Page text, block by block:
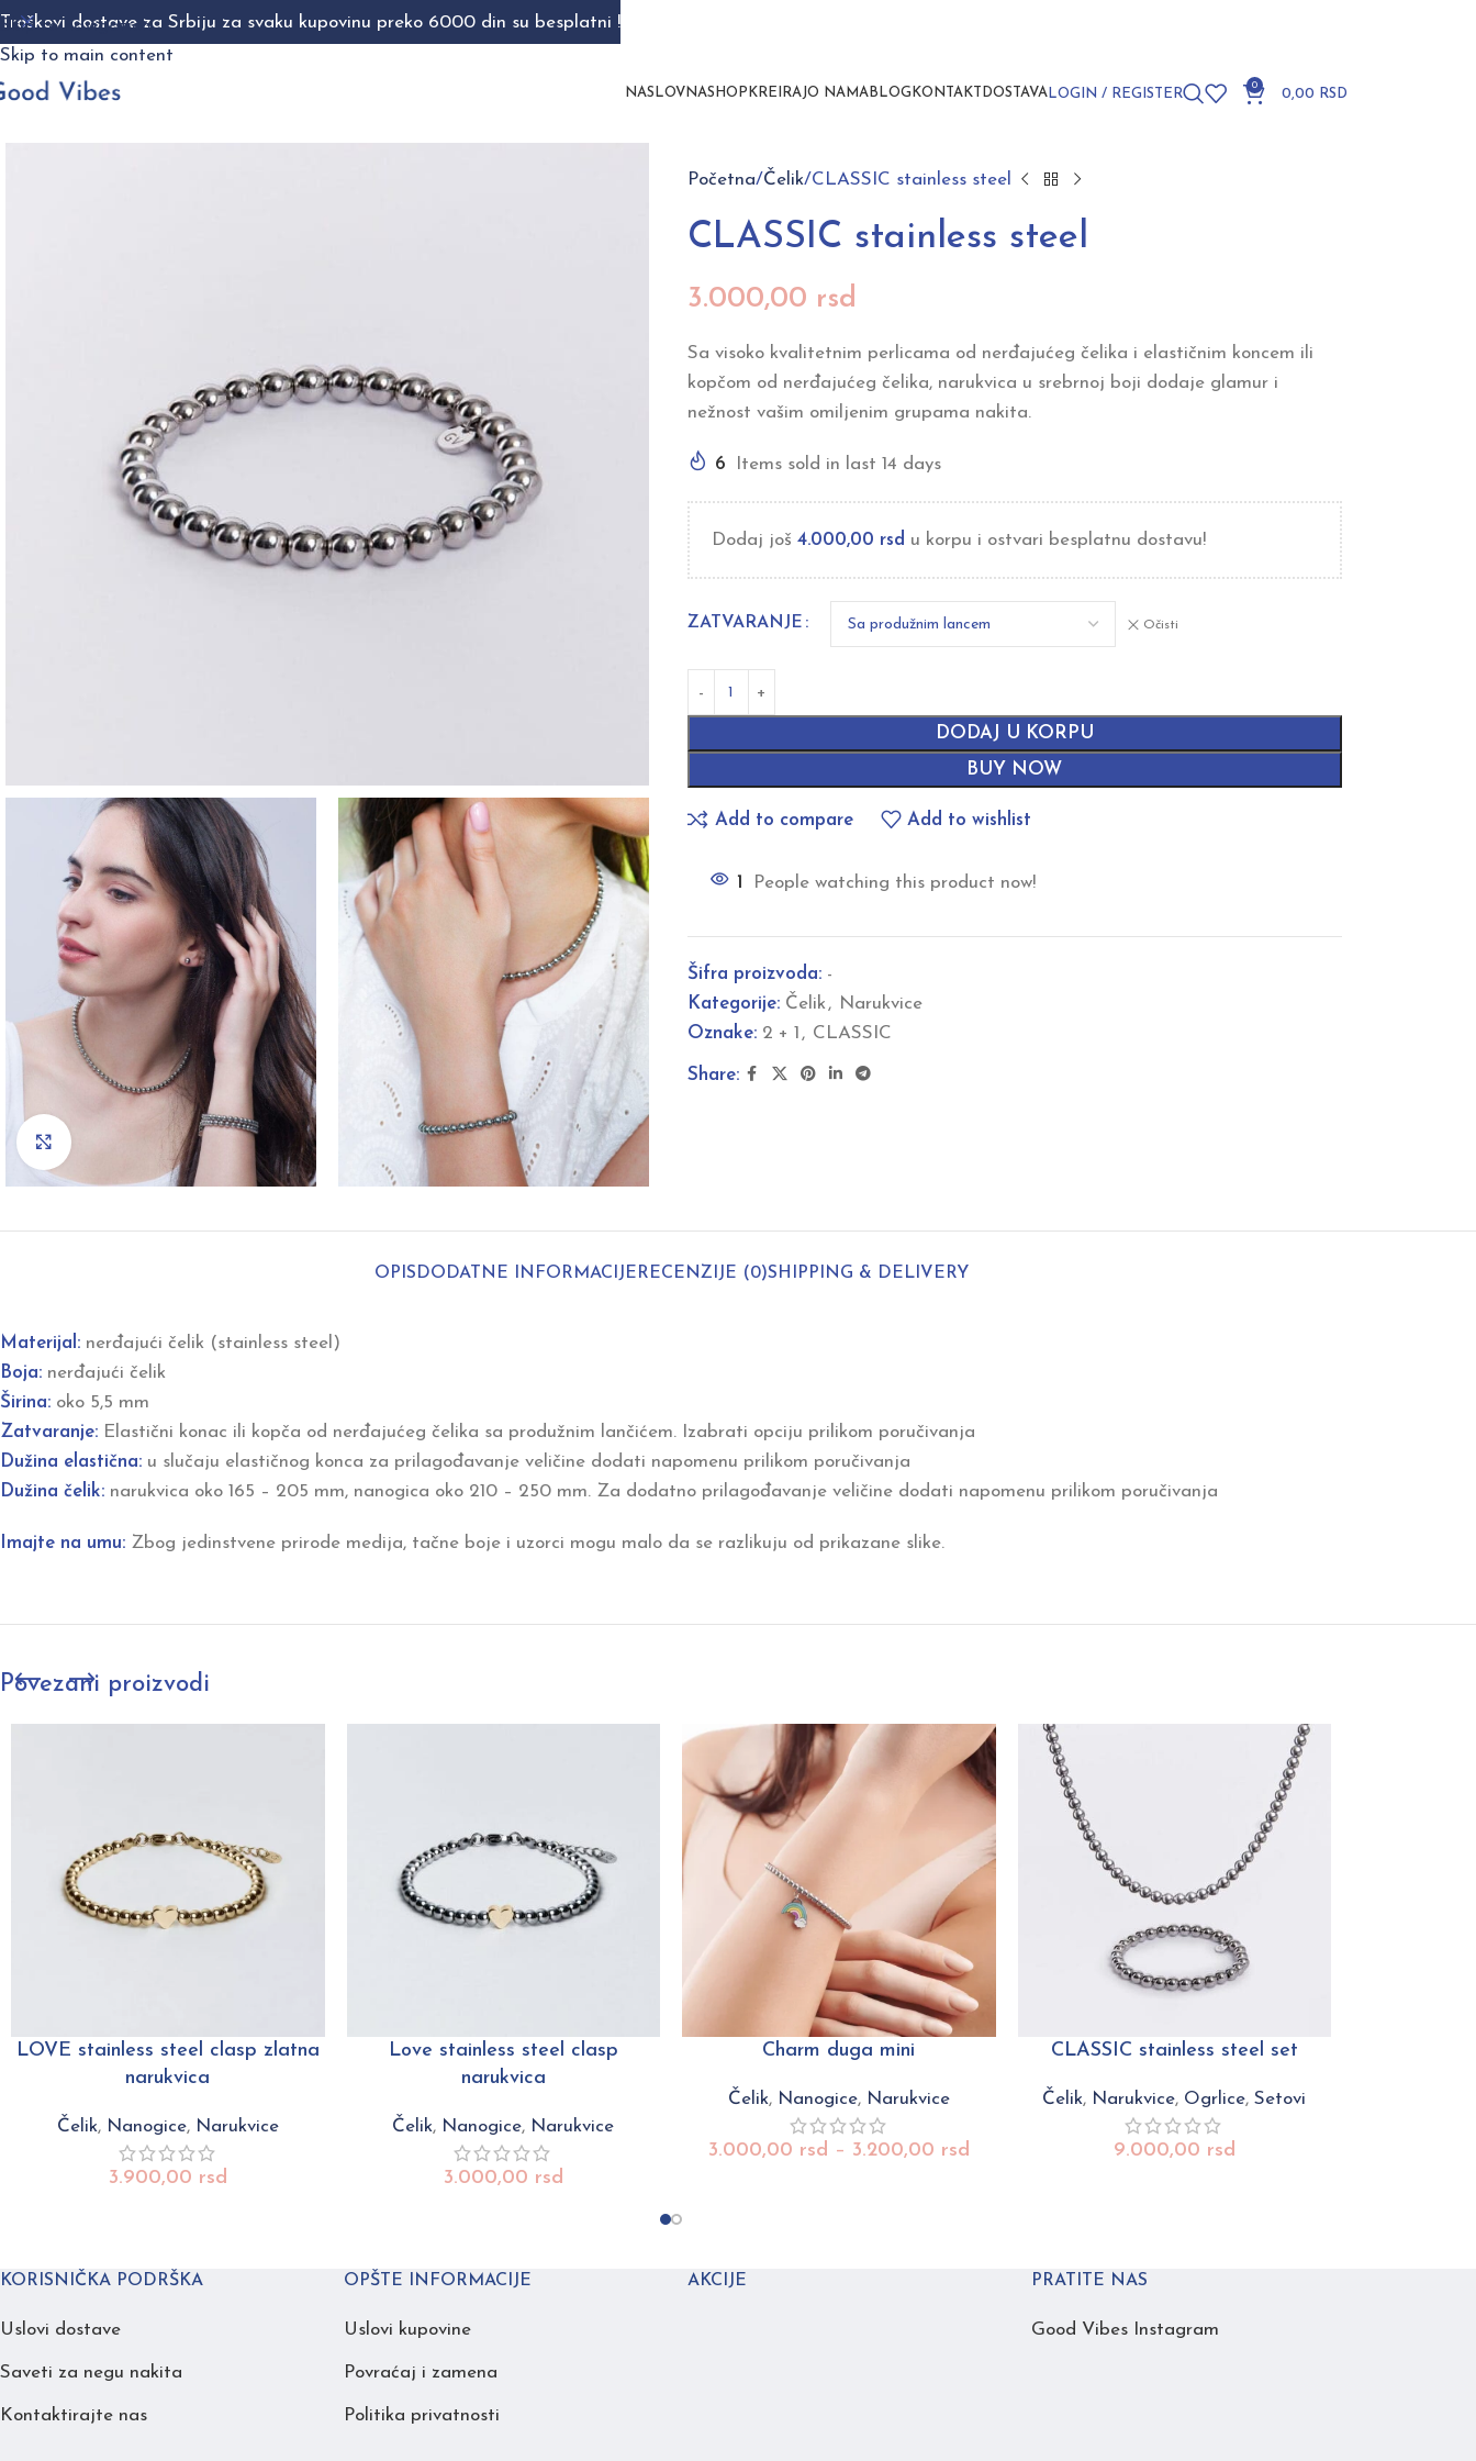
Skip to navigation
Skip to main content
NASLOVNASHOP KREIRAJO NAMA BLOG KONTAKT DOSTAVA LOGIN / REGISTER
0
0,00 RSD
Click to enlarge
Početna Čelik CLASSIC stainless steel
CLASSIC stainless steel
3.000,00 rsd
Sa visoko kvalitetnim perlicama od nerđajućeg čelika i elastičnim koncem ili
kopčom od nerđajućeg čelika, narukvica u srebrnoj boji dodaje glamur i
nežnost vašim omiljenim grupama nakita.
6 Items sold in last 14 days
Dodaj još 4.000,00 rsd u korpu i ostvari besplatnu dostavu!
ZATVARANJE Očisti
DODAJ U KORPU
BUY NOW
Add to compare Add to wishlist
1 People watching this product now!
Šifra proizvoda: -
Kategorije: Čelik, Narukvice
Oznake: 2 + 1 , CLASSIC
Share:
OPIS DODATNE INFORMACIJE RECENZIJE (0)SHIPPING & DELIVERY
Materijal: nerđajući čelik (stainless steel)
Boja: nerđajući čelik
Širina: oko 5,5 mm
Zatvaranje: Elastični konac ili kopča od nerđajućeg čelika sa produžnim lančićem. Izabrati opciju prilikom poručivanja
Dužina elastična: u slučaju elastičnog konca za prilagođavanje veličine dodati napomenu prilikom poručivanja
Dužina čelik: narukvica oko 165 – 205 mm, nanogica oko 210 – 250 mm. Za dodatno prilagođavanje veličine dodati napomenu prilikom poručivanja
Imajte na umu: Zbog jedinstvene prirode medija, tačne boje i uzorci mogu malo da se razlikuju od prikazane slike.
Povezani proizvodi
LOVE stainless steel clasp zlatna
narukvica
Čelik, Nanogice, Narukvice
3.900,00 rsd
Love stainless steel clasp
narukvica
Čelik, Nanogice, Narukvice
3.000,00 rsd
Charm duga mini
Čelik, Nanogice, Narukvice
3.000,00 rsd – 3.200,00 rsd
CLASSIC stainless steel set
Čelik, Narukvice, Ogrlice,Setovi
9.000,00 rsd
KORISNIČKA PODRŠKA
Uslovi dostave
Saveti za negu nakita
Kontaktirajte nas
OPŠTE INFORMACIJE
Uslovi kupovine
Povraćaj i zamena
Politika privatnosti
AKCIJE PRATITE NAS
Good Vibes Instagram
Troškovi dostave za Srbiju za svaku kupovinu preko 6000 din su besplatni !